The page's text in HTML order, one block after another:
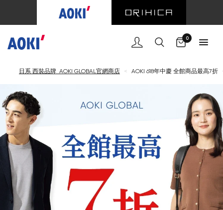
0
日系 西裝品牌 AOKI GLOBAL官網商店 < AOKI 618年中慶 全館商品最高7折